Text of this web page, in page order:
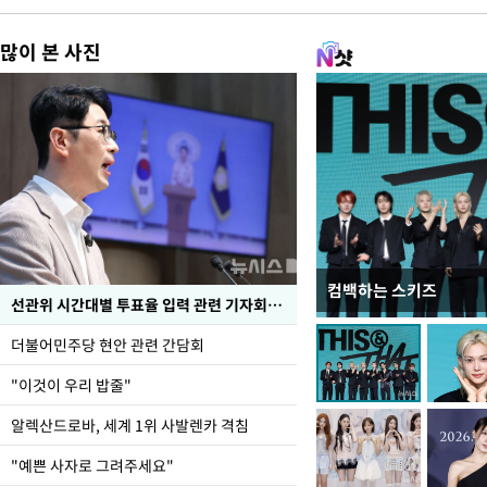
많이 본 사진
선관위 시간대별 투표율 입력 관련 기자회견하는 주진우 의원
더불어민주당 현안 관련 간담회
"이것이 우리 밥줄"
알렉산드로바, 세계 1위 사발렌카 격침
"예쁜 사자로 그려주세요"
컴백하는 스키즈
이번주 국회에는 무